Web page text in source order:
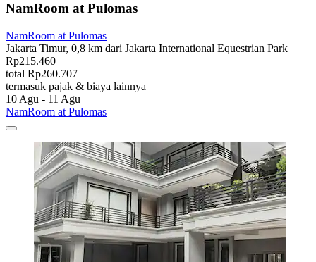
NamRoom at Pulomas
NamRoom at Pulomas
Jakarta Timur, 0,8 km dari Jakarta International Equestrian Park
Rp215.460
total Rp260.707
termasuk pajak & biaya lainnya
10 Agu - 11 Agu
NamRoom at Pulomas